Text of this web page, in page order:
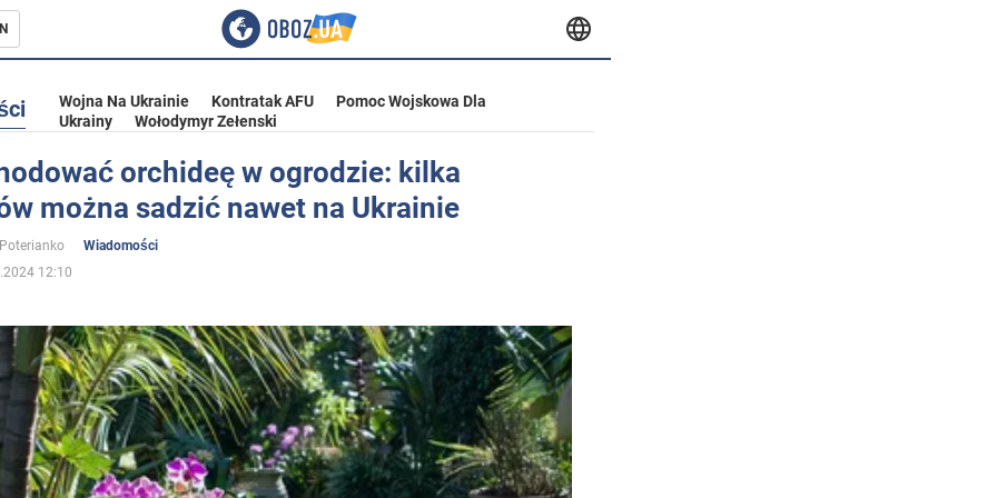
Ukrainie
Wojna Na Ukrainie Kontratak AFU
Pomoc Wojskowa Dla
Ukrainy
Wołodymyr Zełenski
orchideę w ogrodzie: kilka
można sadzić nawet na Ukrainie
Wiadomości
12:10